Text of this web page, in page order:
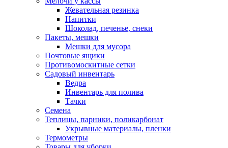
Жевательная резинка
Напитки
Шоколад, печенье, снеки
Пакеты, мешки
Мешки для мусора
Почтовые ящики
Противомоскитные сетки
Садовый инвентарь
Ведра
Инвентарь для полива
Тачки
Семена
Теплицы, парники, поликарбонат
Укрывные материалы, пленки
Термометры